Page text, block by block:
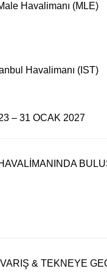
Havalimanı (MLE)
Havalimanı (IST)
– 31 OCAK 2027
& TEKNEYE